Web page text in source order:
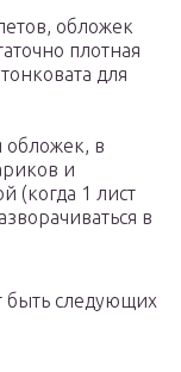
обложек
плотная
для
обложек, в
и
(когда 1 лист
в
быть следующих